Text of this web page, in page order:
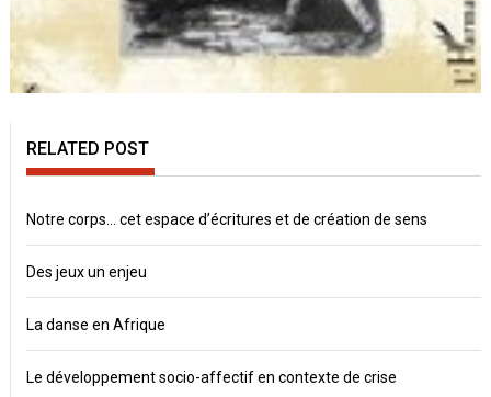
RELATED POST
Notre corps… cet espace d’écritures et de création de sens
Des jeux un enjeu
La danse en Afrique
Le développement socio-affectif en contexte de crise